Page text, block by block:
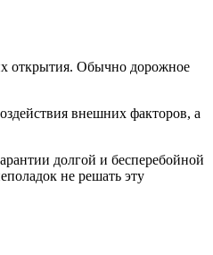
открытия. Обычно дорожное
внешних факторов, а
долгой и бесперебойной
не решать эту